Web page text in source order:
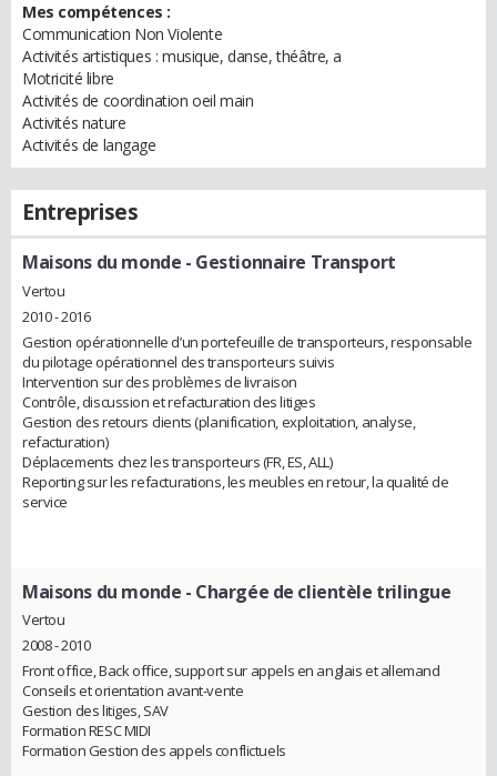
Mes compétences :
Communication Non Violente
Activités artistiques : musique, danse, théâtre, a
Motricité libre
Activités de coordination oeil main
Activités nature
Activités de langage
Entreprises
Maisons du monde - Gestionnaire Transport
Vertou
2010 - 2016
Gestion opérationnelle d’un portefeuille de transporteurs, responsable
du pilotage opérationnel des transporteurs suivis
Intervention sur des problèmes de livraison
Contrôle, discussion et refacturation des litiges
Gestion des retours clients (planification, exploitation, analyse,
refacturation)
Déplacements chez les transporteurs (FR, ES, ALL)
Reporting sur les refacturations, les meubles en retour, la qualité de
service
Maisons du monde - Chargée de clientèle trilingue
Vertou
2008 - 2010
Front office, Back office, support sur appels en anglais et allemand
Conseils et orientation avant-vente
Gestion des litiges, SAV
Formation RESC MIDI
Formation Gestion des appels conflictuels